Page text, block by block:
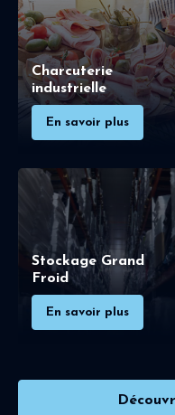
Charcuterie
industrielle
En savoir plus
Stockage Grand
Froid
En savoir plus